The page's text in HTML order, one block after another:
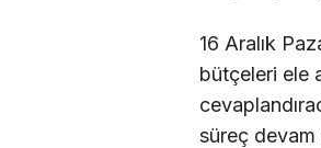
16 Aralık
bütçeleri ele
süreç devam